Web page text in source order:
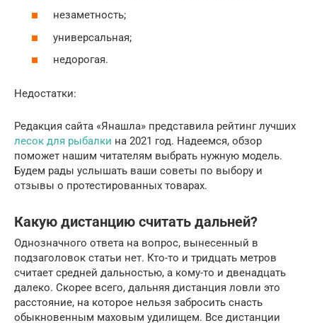
незаметность;
универсальная;
недорогая.
Недостатки:
Редакция сайта «Янашла» представила рейтинг лучших
лесок для рыбалки на 2021 год. Надеемся, обзор
поможет нашим читателям выбрать нужную модель.
Будем рады услышать ваши советы по выбору и
отзывы о протестированных товарах.
Какую дистанцию считать дальней?
Однозначного ответа на вопрос, вынесенный в
подзаголовок статьи нет. Кто-то и тридцать метров
считает средней дальностью, а кому-то и двенадцать
далеко. Скорее всего, дальняя дистанция ловли это
расстояние, на которое нельзя забросить снасть
обыкновенным маховым удилищем. Все дистанции